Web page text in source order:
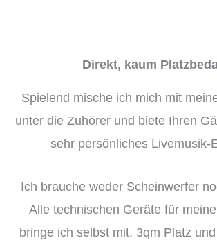
Direkt, kaum
Spielend mische ich mich mit
unter die Zuhörer und biete Ihren
sehr persönliches Livemusik-
Ich brauche weder Scheinwerfer
Alle technischen Geräte für
bringe ich selbst mit. 3qm Platz